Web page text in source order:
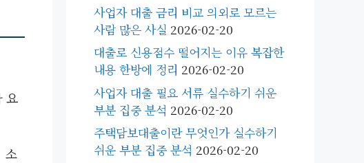
요
소
사업자 대출 금리 비교 의외로 모르는
사람 많은 사실 2026-02-20
대출로 신용점수 떨어지는 이유 복잡한
내용 한방에 정리 2026-02-20
사업자 대출 필요 서류 실수하기 쉬운
부분 집중 분석 2026-02-20
주택담보대출이란 무엇인가 실수하기
쉬운 부분 집중 분석 2026-02-20